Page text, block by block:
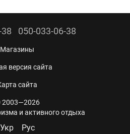
050-033-06-38
Магазины
версия сайта
сайта
2003—2026
и активного отдыха
Укр Рус